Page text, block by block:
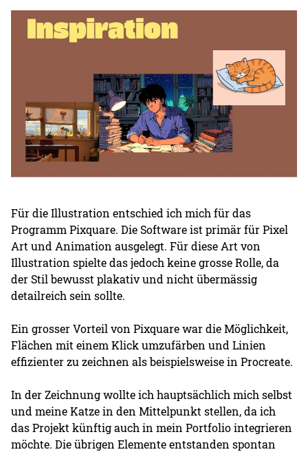
Für die Illustration entschied ich mich für das
Programm Pixquare. Die Software ist primär für Pixel
Art und Animation ausgelegt. Für diese Art von
Illustration spielte das jedoch keine grosse Rolle, da
der Stil bewusst plakativ und nicht übermässig
detailreich sein sollte.
Ein grosser Vorteil von Pixquare war die Möglichkeit,
Flächen mit einem Klick umzufärben und Linien
effizienter zu zeichnen als beispielsweise in Procreate.
In der Zeichnung wollte ich hauptsächlich mich selbst
und meine Katze in den Mittelpunkt stellen, da ich
das Projekt künftig auch in mein Portfolio integrieren
möchte. Die übrigen Elemente entstanden spontan